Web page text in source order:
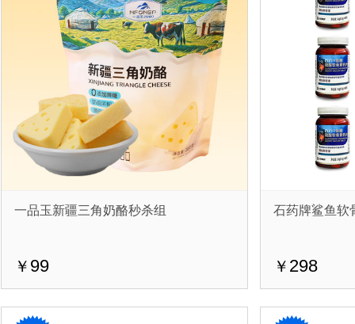
一品玉新疆三角奶酪秒杀组
￥ 99
石药牌鲨鱼软
￥ 298